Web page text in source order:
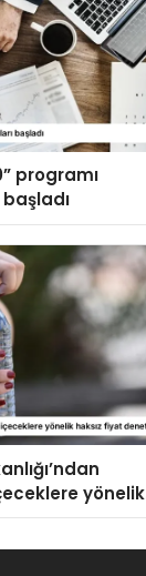
programı
yönelik
denetimi